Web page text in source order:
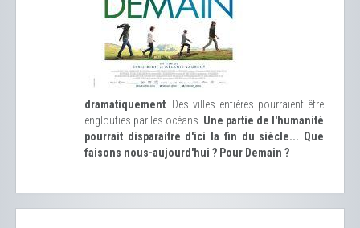
dramatiquement . Des villes entières pourraient être
englouties par les océans. Une partie de l'humanité
pourrait disparaitre d'ici la fin du siècle... Que
faisons nous-aujourd'hui ? Pour Demain ?